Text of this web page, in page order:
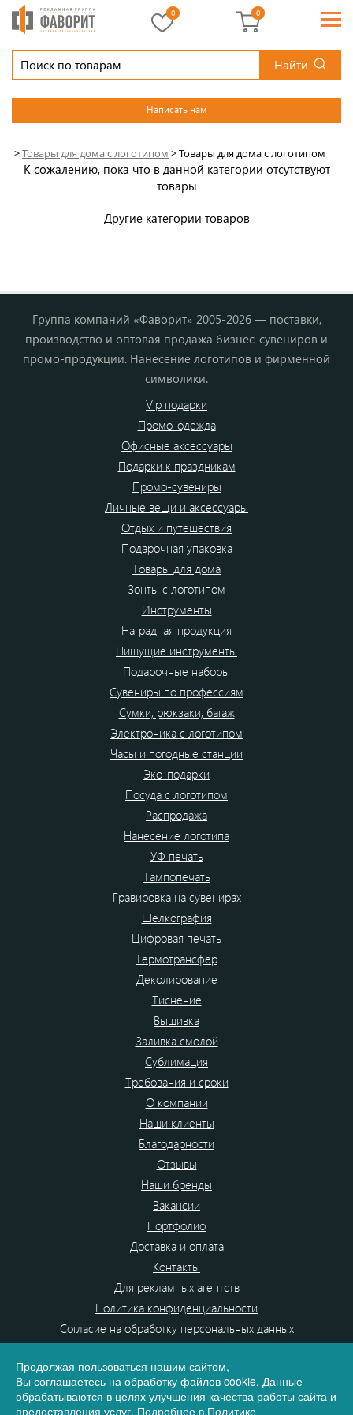
Найти
Написать нам
0 0
>Товары для дома с логотипом >Товары для дома с логотипом
К сожалению, пока что в данной категории отсутствуют
товары
Другие категории товаров
Группа компаний «Фаворит» 2005-2026 — поставки,
производство и оптовая продажа бизнес-сувениров и
промо-продукции. Нанесение логотипов и фирменной
символики.
Vip подарки
Промо-одежда
Офисные аксессуары
Подарки к праздникам
Промо-сувениры
Личные вещи и аксессуары
Отдых и путешествия
Подарочная упаковка
Товары для дома
Зонты с логотипом
Инструменты
Наградная продукция
Пишущие инструменты
Подарочные наборы
Сувениры по профессиям
Сумки, рюкзаки, багаж
Электроника с логотипом
Часы и погодные станции
Эко-подарки
Посуда с логотипом
Распродажа
Нанесение логотипа
УФ печать
Тампопечать
Гравировка на сувенирах
Шелкография
Цифровая печать
Термотрансфер
Деколирование
Тиснение
Вышивка
Заливка смолой
Сублимация
Требования и сроки
О компании
Наши клиенты
Благодарности
Отзывы
Наши бренды
Вакансии
Портфолио
Доставка и оплата
Контакты
Для рекламных агентств
Политика конфиденциальности
Согласие на обработку персональных данных
+7 (800) 555-80-87
e-mail:info@dono.su
Продолжая пользоваться нашим сайтом,
Вы соглашаетесь на обработку файлов cookie. Данные
обрабатываются в целях улучшения качества работы сайта и
предоставления услуг. Подробнее в Политике